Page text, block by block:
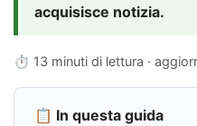
acquisisce notizia.
⏱ 13 minuti di lettura ·
📋 In questa guida